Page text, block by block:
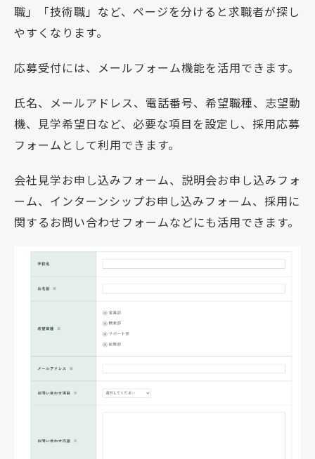
職」「技術職」など、ページを分けると求職者が探し
やすくなります。
応募受付には、メールフォーム機能を活用できます。
氏名、メールアドレス、電話番号、希望職種、志望動
機、見学希望日など、必要な項目を設定し、採用応募
フォームとして利用できます。
会社見学お申し込みフォーム、説明会お申し込みフォ
ーム、インターンシップお申し込みフォーム、採用に
関するお問い合わせフォームなどにも活用できます。